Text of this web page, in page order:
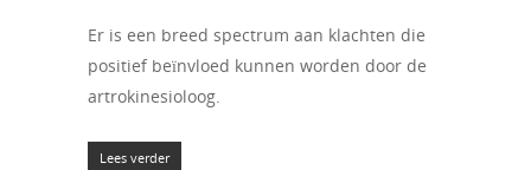
Er is een breed spectrum aan klachten die
positief beïnvloed kunnen worden door de
artrokinesioloog.
Lees verder